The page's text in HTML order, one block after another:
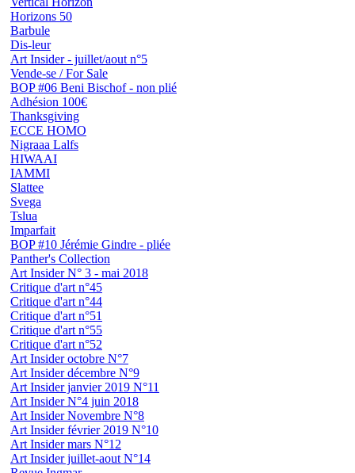
Horizons 50
Barbule
Dis-leur
Art Insider - juillet/aout n°5
Vende-se / For Sale
BOP #06 Beni Bischof - non plié
Adhésion 100€
Thanksgiving
ECCE HOMO
Nigraaa Lalfs
HIWAAI
IAMMI
Slattee
Svega
Tslua
Imparfait
BOP #10 Jérémie Gindre - pliée
Panther's Collection
Art Insider N° 3 - mai 2018
Critique d'art n°45
Critique d'art n°44
Critique d'art n°51
Critique d'art n°55
Critique d'art n°52
Art Insider octobre N°7
Art Insider décembre N°9
Art Insider janvier 2019 N°11
Art Insider N°4 juin 2018
Art Insider Novembre N°8
Art Insider février 2019 N°10
Art Insider mars N°12
Art Insider juillet-aout N°14